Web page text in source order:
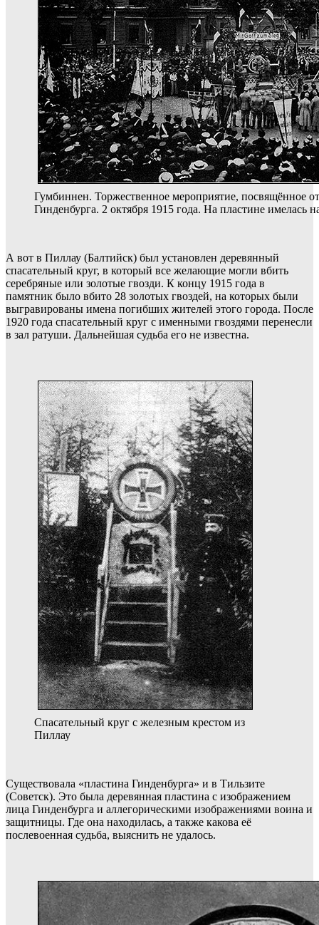
Гумбиннен. Торжественное мероприятие, посвящённое
Гинденбурга. 2 октября 1915 года. На пластине имелась
А вот в Пиллау (Балтийск) был установлен деревянный
спасательный круг, в который все желающие могли вбить
серебряные или золотые гвозди. К концу 1915 года в
памятник было вбито 28 золотых гвоздей, на которых были
выгравированы имена погибших жителей этого города. После
1920 года спасательный круг с именными гвоздями перенесли
в зал ратуши. Дальнейшая судьба его не известна.
Спасательный круг с железным крестом из
Пиллау
Существовала «пластина Гинденбурга» и в Тильзите
(Советск). Это была деревянная пластина с изображением
лица Гинденбурга и аллегорическими изображениями воина и
защитницы. Где она находилась, а также какова её
послевоенная судьба, выяснить не удалось.